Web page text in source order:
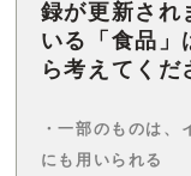
録が更新され
いる「食品」
ら考えてくだ
・一部のものは、
にも用いられる